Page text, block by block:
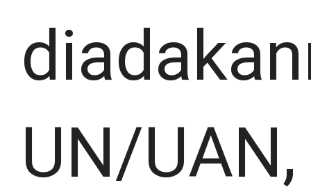
UN/UAN,